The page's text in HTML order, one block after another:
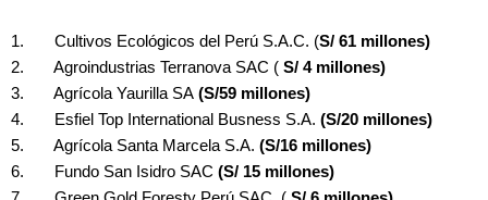
1. Cultivos Ecológicos del Perú S.A.C. (S/ 61 millones)
2. Agroindustrias Terranova SAC ( S/ 4 millones)
3. Agrícola Yaurilla SA (S/59 millones)
4. Esfiel Top International Busness S.A. (S/20 millones)
5. Agrícola Santa Marcela S.A. (S/16 millones)
6. Fundo San Isidro SAC (S/ 15 millones)